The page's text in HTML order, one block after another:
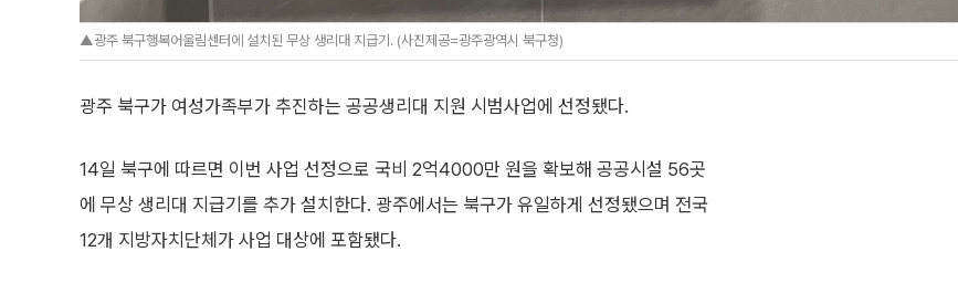
▲광주 북구행복어울림센터에 설치된 무상 생리대 지급기. (사진제공=광주광역시 북구청)
광주 북구가 여성가족부가 추진하는 공공생리대 지원 시범사업에 선정됐다.
14일 북구에 따르면 이번 사업 선정으로 국비 2억4000만 원을 확보해 공공시설 56곳
에 무상 생리대 지급기를 추가 설치한다. 광주에서는 북구가 유일하게 선정됐으며 전국
12개 지방자치단체가 사업 대상에 포함됐다.